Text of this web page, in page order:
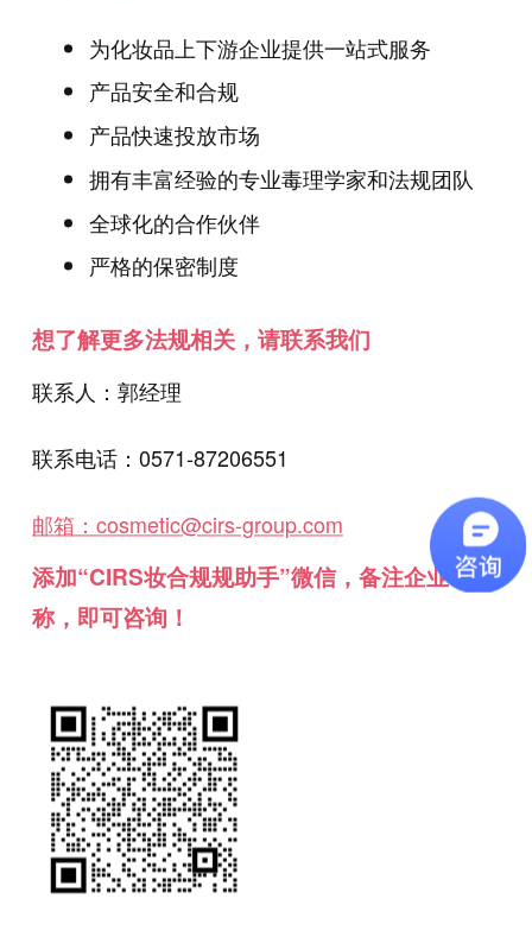
为化妆品上下游企业提供一站式服务
产品安全和合规
产品快速投放市场
拥有丰富经验的专业毒理学家和法规团队
全球化的合作伙伴
严格的保密制度
想了解更多法规相关，请联系我们
联系人：郭经理
联系电话：0571-87206551
邮箱：cosmetic@cirs-group.com
添加“CIRS妆合规规助手”微信，备注企业名
称，即可咨询！